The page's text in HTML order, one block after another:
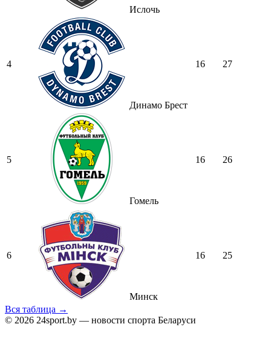
Ислочь
4
Динамо Брест
16 27
5
Гомель
16 26
6
Минск
16 25
Вся таблица →
© 2026 24sport.by — новости спорта Беларуси